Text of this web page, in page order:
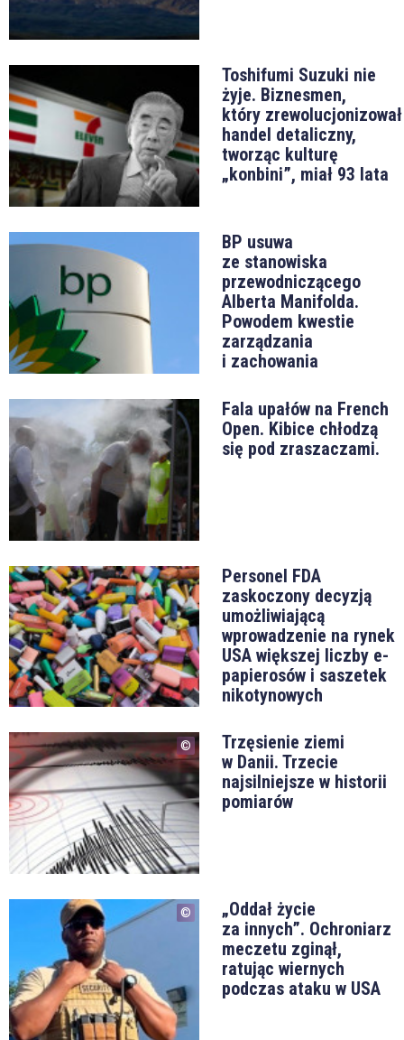
Toshifumi Suzuki nie
żyje. Biznesmen,
który zrewolucjonizował
handel detaliczny,
tworząc kulturę
„konbini”, miał 93 lata
BP usuwa
ze stanowiska
przewodniczącego
Alberta Manifolda.
Powodem kwestie
zarządzania
i zachowania
Fala upałów na French
Open. Kibice chłodzą
się pod zraszaczami.
Personel FDA
zaskoczony decyzją
umożliwiającą
wprowadzenie na rynek
USA większej liczby e-
papierosów i saszetek
nikotynowych
Trzęsienie ziemi
w Danii. Trzecie
najsilniejsze w historii
pomiarów
„Oddał życie
za innych”. Ochroniarz
meczetu zginął,
ratując wiernych
podczas ataku w USA